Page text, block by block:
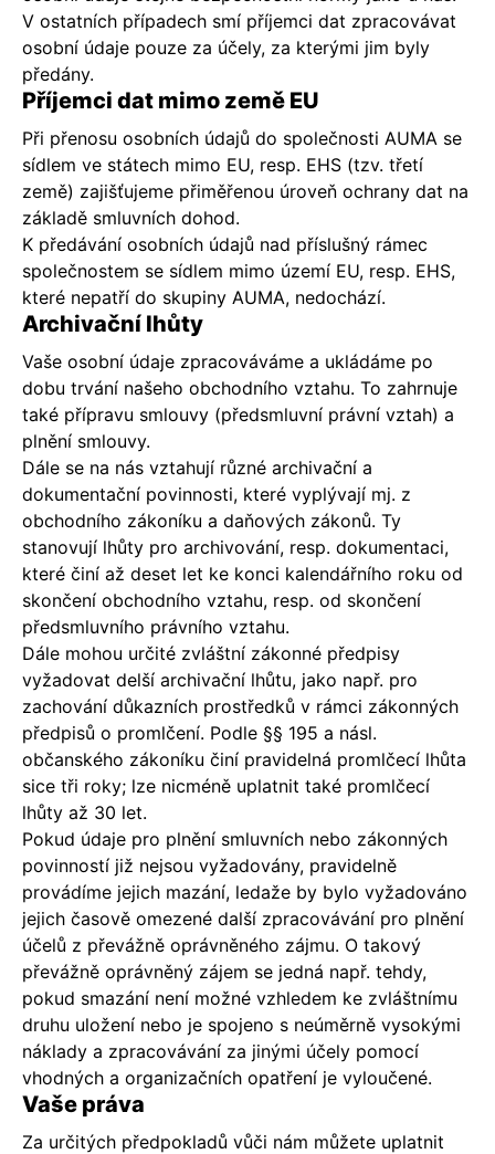
V ostatních případech smí příjemci dat zpracovávat
osobní údaje pouze za účely, za kterými jim byly
předány.
Příjemci dat mimo země EU
Při přenosu osobních údajů do společnosti AUMA se
sídlem ve státech mimo EU, resp. EHS (tzv. třetí
země) zajišťujeme přiměřenou úroveň ochrany dat na
základě smluvních dohod.
K předávání osobních údajů nad příslušný rámec
společnostem se sídlem mimo území EU, resp. EHS,
které nepatří do skupiny AUMA, nedochází.
Archivační lhůty
Vaše osobní údaje zpracováváme a ukládáme po
dobu trvání našeho obchodního vztahu. To zahrnuje
také přípravu smlouvy (předsmluvní právní vztah) a
plnění smlouvy.
Dále se na nás vztahují různé archivační a
dokumentační povinnosti, které vyplývají mj. z
obchodního zákoníku a daňových zákonů. Ty
stanovují lhůty pro archivování, resp. dokumentaci,
které činí až deset let ke konci kalendářního roku od
skončení obchodního vztahu, resp. od skončení
předsmluvního právního vztahu.
Dále mohou určité zvláštní zákonné předpisy
vyžadovat delší archivační lhůtu, jako např. pro
zachování důkazních prostředků v rámci zákonných
předpisů o promlčení. Podle §§ 195 a násl.
občanského zákoníku činí pravidelná promlčecí lhůta
sice tři roky; lze nicméně uplatnit také promlčecí
lhůty až 30 let.
Pokud údaje pro plnění smluvních nebo zákonných
povinností již nejsou vyžadovány, pravidelně
provádíme jejich mazání, ledaže by bylo vyžadováno
jejich časově omezené další zpracovávání pro plnění
účelů z převážně oprávněného zájmu. O takový
převážně oprávněný zájem se jedná např. tehdy,
pokud smazání není možné vzhledem ke zvláštnímu
druhu uložení nebo je spojeno s neúměrně vysokými
náklady a zpracovávání za jinými účely pomocí
vhodných a organizačních opatření je vyloučené.
Vaše práva
Za určitých předpokladů vůči nám můžete uplatnit